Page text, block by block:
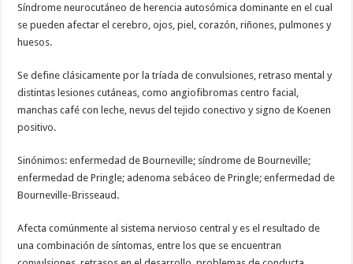
Síndrome neurocutáneo de herencia autosómica dominante en el cual
se pueden afectar el cerebro, ojos, piel, corazón, riñones, pulmones y
huesos.
Se define clásicamente por la tríada de convulsiones, retraso mental y
distintas lesiones cutáneas, como angiofibromas centro facial,
manchas café con leche, nevus del tejido conectivo y signo de Koenen
positivo.
Sinónimos: enfermedad de Bourneville; síndrome de Bourneville;
enfermedad de Pringle; adenoma sebáceo de Pringle; enfermedad de
Bourneville-Brisseaud.
Afecta comúnmente al sistema nervioso central y es el resultado de
una combinación de síntomas, entre los que se encuentran